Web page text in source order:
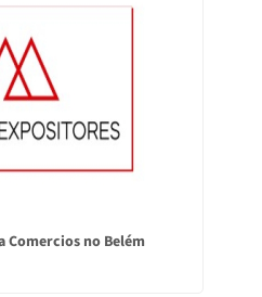
Comercios no Belém